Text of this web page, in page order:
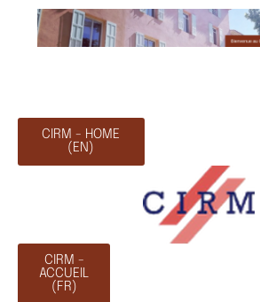
CIRM - HOME
(EN)
CIRM -
ACCUEIL
(FR)